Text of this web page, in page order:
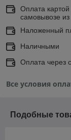
Оплата картой
самовывозе из
Наложенный
Наличными
Оплата через
Все условия
Подобные